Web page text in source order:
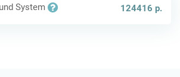
System 124416 р.